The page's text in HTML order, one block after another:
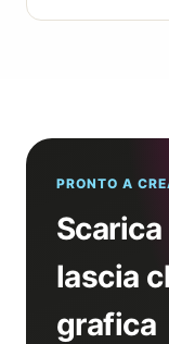
PRONTO A
lascia
grafica